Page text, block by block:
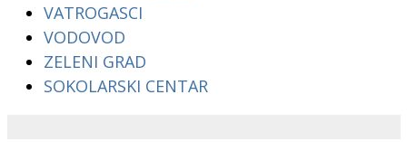
VATROGASCI
VODOVOD
ZELENI GRAD
SOKOLARSKI CENTAR